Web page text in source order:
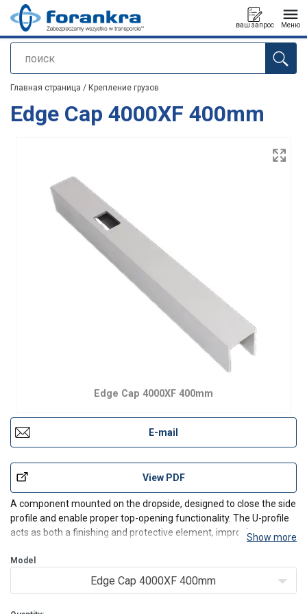
поиск
ваш запрос Меню
Продукт добавлен в ваш запрос
Главная страница / Крепление грузов
Edge Cap 4000XF 400mm
Edge Cap 4000XF 400mm
E-mail
View PDF
A component mounted on the dropside, designed to close the side
profile and enable proper top-opening functionality. The U-profile
acts as both a finishing and protective element, improving
Made from durable material, resistant to weather conditions and
Show more
Model
Edge Cap 4000XF 400mm
POLISH
Ta strona używa plików
cookie
personalizacji treści, reklam i analizy
naszego ruchu. Udostępniamy również
informacje o tym, jak korzystasz z naszej